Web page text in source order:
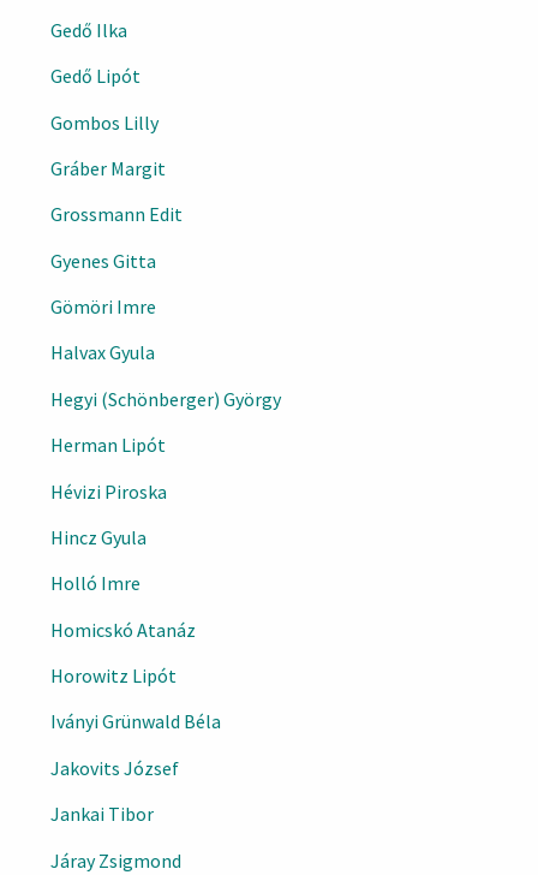
Gedő Ilka
Gedő Lipót
Gombos Lilly
Gráber Margit
Grossmann Edit
Gyenes Gitta
Gömöri Imre
Halvax Gyula
Hegyi (Schönberger) György
Herman Lipót
Hévizi Piroska
Hincz Gyula
Holló Imre
Homicskó Atanáz
Horowitz Lipót
Iványi Grünwald Béla
Jakovits József
Jankai Tibor
Járay Zsigmond